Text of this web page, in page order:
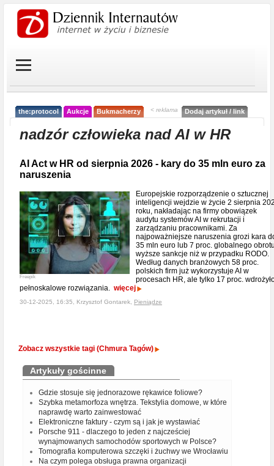
the:protocol Aukcje Bukmacherzy < reklama Dodaj artykuł / link
nadzór człowieka nad AI w HR
AI Act w HR od sierpnia 2026 - kary do 35 mln euro za
naruszenia
Freepik
Europejskie rozporządzenie o sztucznej
inteligencji wejdzie w życie 2 sierpnia
roku, nakładając na firmy obowiązek
audytu systemów AI w rekrutacji i
zarządzaniu pracownikami. Za
najpoważniejsze naruszenia grozi kara
35 mln euro lub 7 proc. globalnego
wyższe sankcje niż w przypadku RODO.
Według danych branżowych 58 proc.
polskich firm już wykorzystuje AI w
procesach HR, ale tylko 17 proc.
pełnoskalowe rozwiązania. więcej
30-12-2025, 16:35, Krzysztof Gontarek, Pieniądze
Zobacz wszystkie tagi (Chmura Tagów)
Artykuły gościnne
Gdzie stosuje się jednorazowe rękawice foliowe?
Szybka metamorfoza wnętrza. Tekstylia domowe, w które
naprawdę warto zainwestować
Elektroniczne faktury - czym są i jak je wystawiać
Porsche 911 - dlaczego to jeden z najcześciej
wynajmowanych samochodów sportowych w Polsce?
Tomografia komputerowa szczęki i żuchwy we Wrocławiu
Na czym polega obsługa prawna organizacji